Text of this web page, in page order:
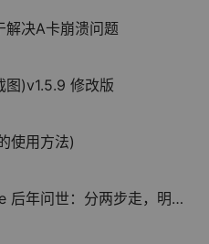
解决A卡崩溃问题
)v1.5.9 修改版
使用方法)
：分两步走，明年先缩小灵动岛